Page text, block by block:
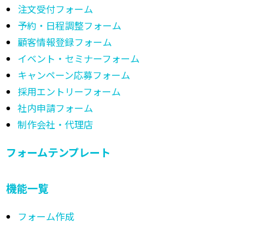
注文受付フォーム
予約・日程調整フォーム
顧客情報登録フォーム
イベント・セミナーフォーム
キャンペーン応募フォーム
採用エントリーフォーム
社内申請フォーム
制作会社・代理店
フォームテンプレート
機能一覧
フォーム作成